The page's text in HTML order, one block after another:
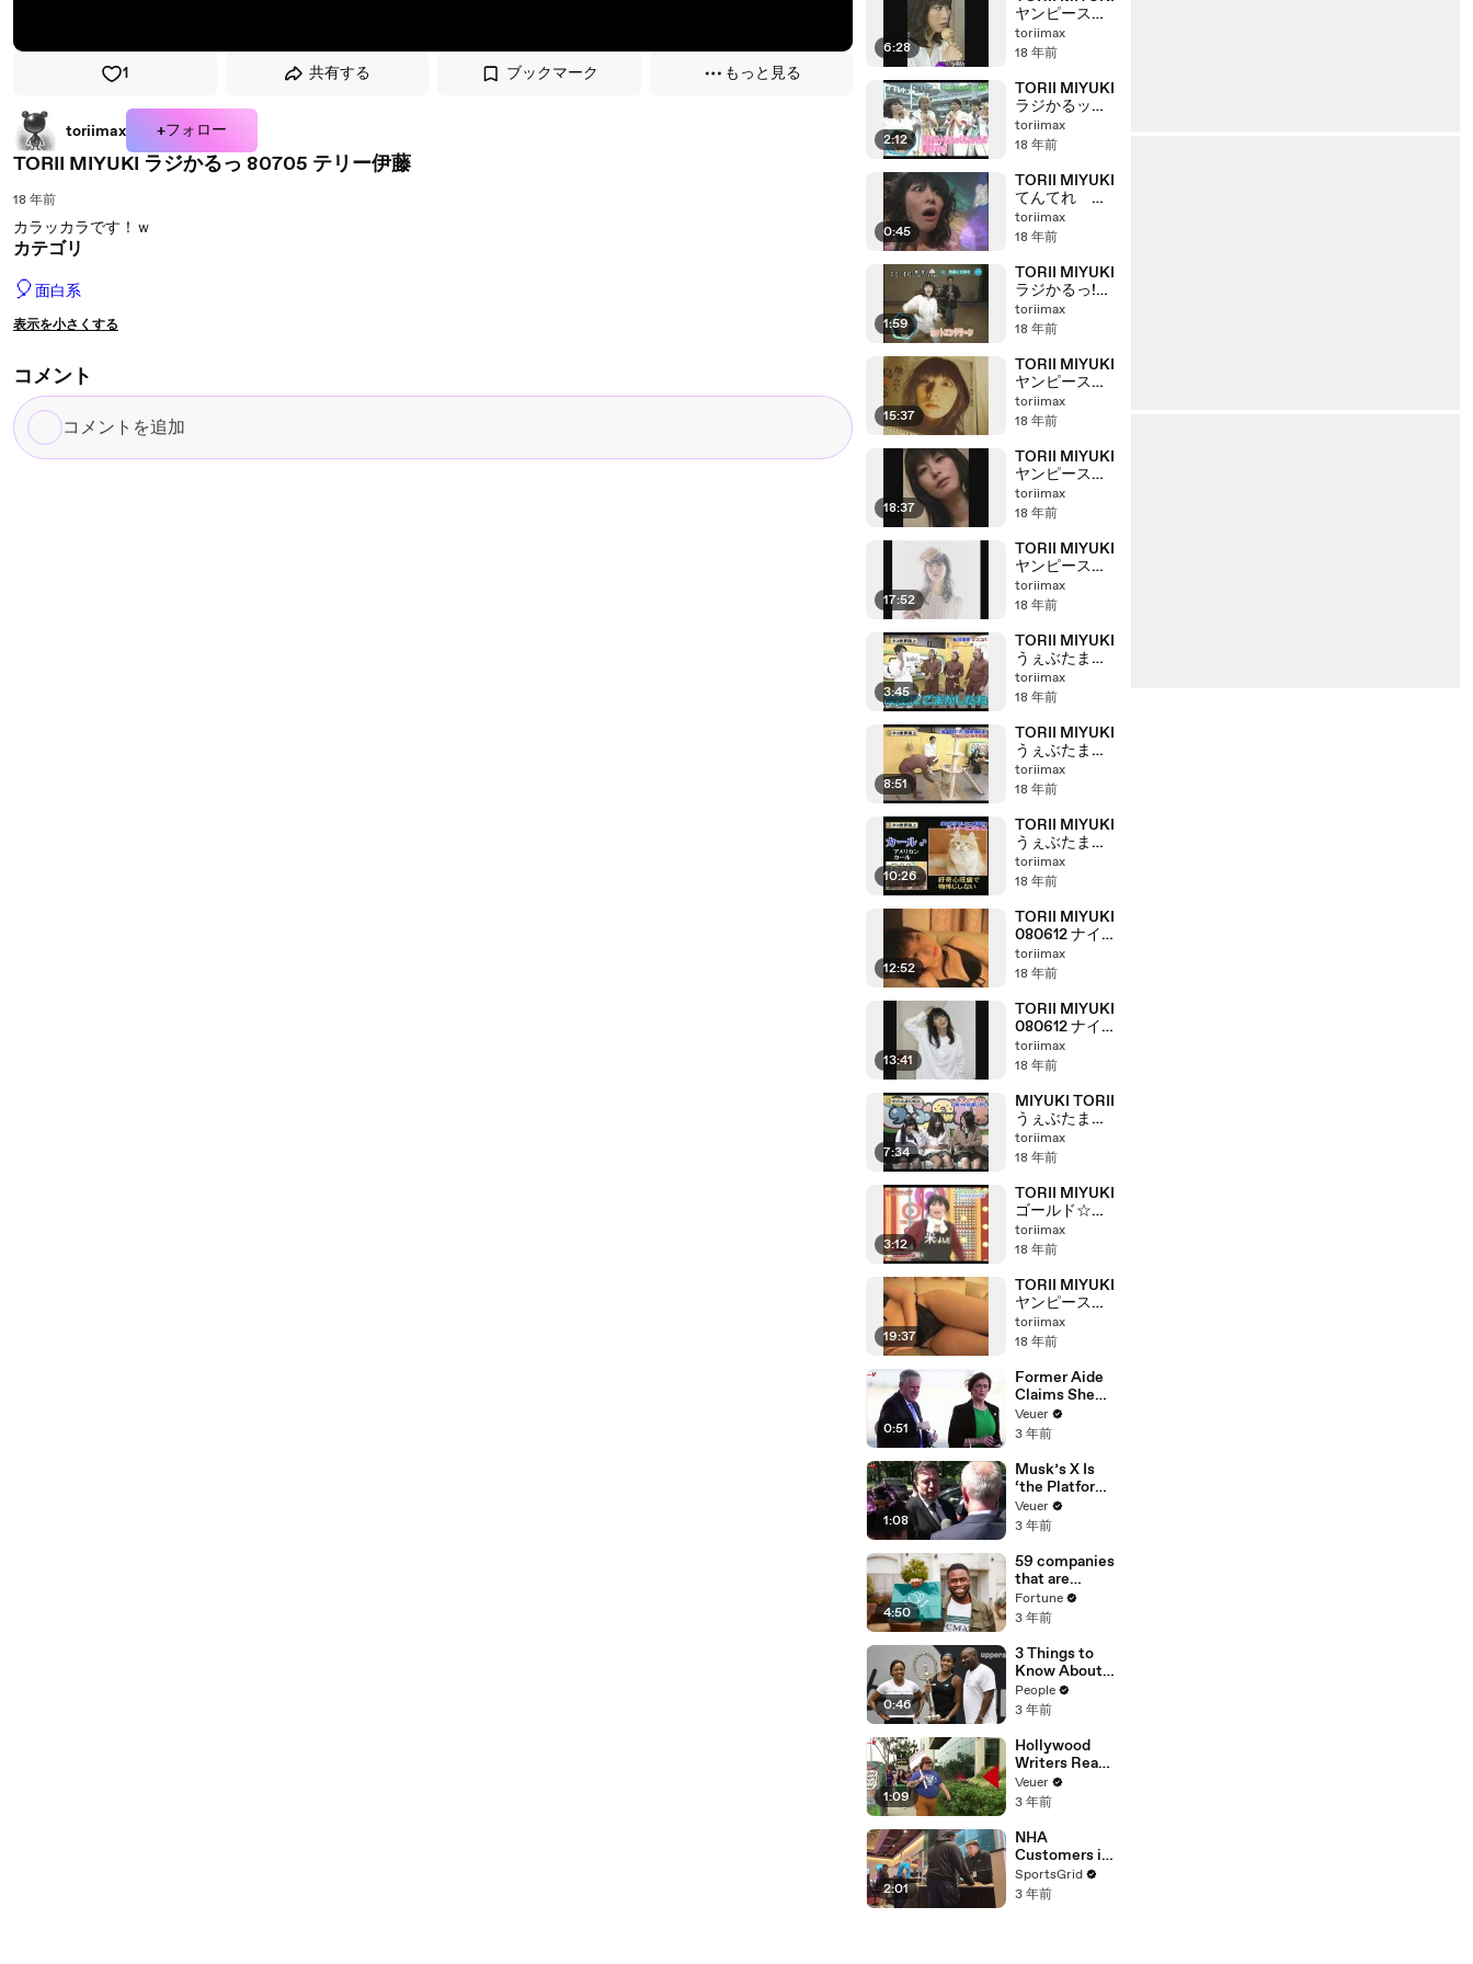
1 共有する ブックマーク もっと見る
toriimax +フォロー
TORII MIYUKI ラジかるっ 80705 テリー伊藤
18 年前
カラッカラです！ｗ
カテゴリ
🎈面白系
表示を小さくする
コメント
コ
メ
6:28
ヤンピース
80701 冠
toriimax
18 年前
2:12
TORII MIYUKI
ラジかるッ
80626 羞恥心
toriimax
18 年前
0:45
TORII MIYUKI
てんてれ 一
瞬 80623
toriimax
18 年前
1:59
TORII MIYUKI
ラジかるっ!
080619 高田
純次
toriimax
18 年前
15:37
TORII MIYUKI
ヤンピース
(4/4)080617
toriimax
18 年前
18:37
TORII MIYUKI
ヤンピース
(2/4)080617
toriimax
18 年前
17:52
TORII MIYUKI
ヤンピース
(1/4)080617
toriimax
18 年前
3:45
TORII MIYUKI
うぇぶたま３
(3/3)080616
toriimax
18 年前
8:51
TORII MIYUKI
うぇぶたま３
(2/3)080616
toriimax
18 年前
10:26
TORII MIYUKI
うぇぶたま３
(1/3)080616
toriimax
18 年前
12:52
TORII MIYUKI
080612 ナイナ
イＡＮＮ(1/2)
toriimax
18 年前
13:41
TORII MIYUKI
080612 ナイナ
イＡＮＮ(2/2)
toriimax
18 年前
7:34
MIYUKI TORII
うぇぶたま３
080609(2/2)
toriimax
18 年前
3:12
TORII MIYUKI
ゴールド☆ス
テージ0626
米のよしだ
toriimax
18 年前
19:37
TORII MIYUKI
ヤンピース
(3/4)080617
toriimax
18 年前
0:51
Former Aide
Claims She
Was Asked to
Make a ‘Hit
Trump
Veuer
3 年前
1:08
Musk’s X Is
‘the Platform
With the
Largest Ratio
Misinformatio
n or
Disinformatio
n’ Amongst
All Social
Media
Platforms
Veuer
3 年前
4:50
59 companies
that are
changing the
world: From
Chobani
Fortune
3 年前
0:46
3 Things to
Know About
Coco Gauff's
Parents
People
3 年前
1:09
Hollywood
Writers Reach
‘Tentative
Agreement’
After 146 Day
Strike
Veuer
3 年前
2:01
NHA
Customers in
Limbo as
Company
SportsGrid
3 年前